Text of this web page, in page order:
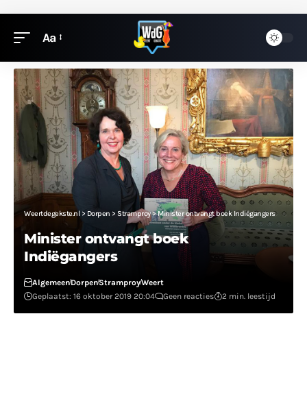
Aa
Weertdegekste.nl> Dorpen > Stramproy>Minister ontvangt boek Indiëgangers
Minister ontvangt boek
Indiëgangers
AlgemeenDorpenStramproyWeert
Geplaatst: 16 oktober 2019 20:04
Geen reacties 2 min. leestijd